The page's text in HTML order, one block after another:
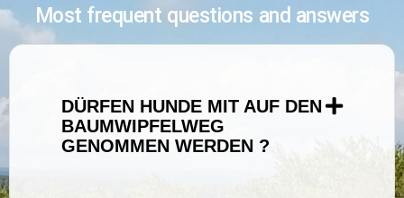
Most frequent questions and answers
DÜRFEN HUNDE MIT AUF DEN
BAUMWIPFELWEG
GENOMMEN WERDEN ?